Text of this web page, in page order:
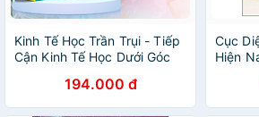
Kinh Tế Học Trần Trụi - Tiếp
Cận Kinh Tế Học Dưới Góc
194.000 đ
Cục
Hiện